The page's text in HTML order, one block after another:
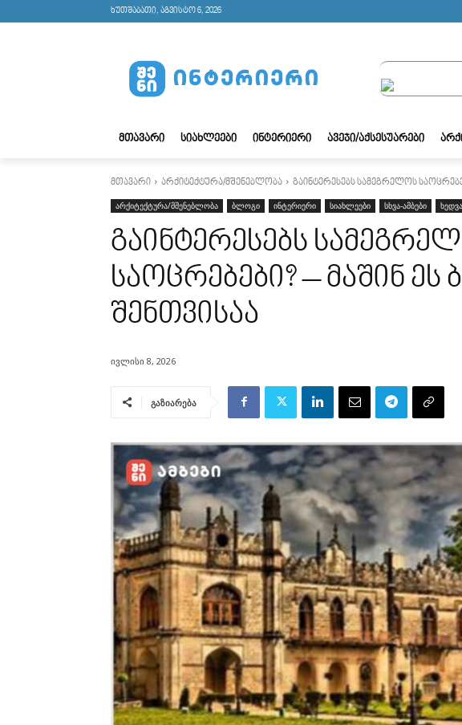
ხუთშაბათი, აგვისტო 6, 2026
ᲛᲗᲐᲕᲐᲠᲘ ᲡᲘᲐᲮᲚᲔᲔᲑᲘ ᲘᲜᲢᲔᲠᲘᲔᲠᲘ ᲐᲕᲔᲯᲘ/ᲐᲥᲡᲔᲡᲣᲐᲠᲔᲑᲘ
მთავარი არქიტექტურა/მშენებლობა გაინტერესებს სამეგრელოს
არქიტექტურა/მშენებლობა ბლოგი ინტერიერი სიახლეები სხვა-ამბები
გაინტერესებს
საოცრებები? – მაშინ
შენთვისაა
ივლისი 8, 2026
გაზიარება